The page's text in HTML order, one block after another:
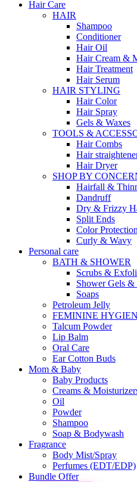
Hair Care
HAIR
Shampoo
Conditioner
Hair Oil
Hair Cream &
Hair Treatment
Hair Serum
HAIR STYLING
Hair Color
Hair Spray
Gels & Waxes
TOOLS &
Hair Combs
Hair
Hair Dryer
SHOP BY
Hairfall &
Dandruff
Dry & Frizzy
Split Ends
Color Protection
Curly & Wavy
Personal care
BATH & SHOWER
Scrubs &
Shower Gels &
Soaps
Petroleum Jelly
FEMININE
Talcum Powder
Lip Balm
Oral Care
Ear Cotton Buds
Mom & Baby
Baby Products
Creams &
Oil
Powder
Shampoo
Soap & Bodywash
Fragrance
Body Mist/Spray
Perfumes (EDT/EDP)
Bundle Offer